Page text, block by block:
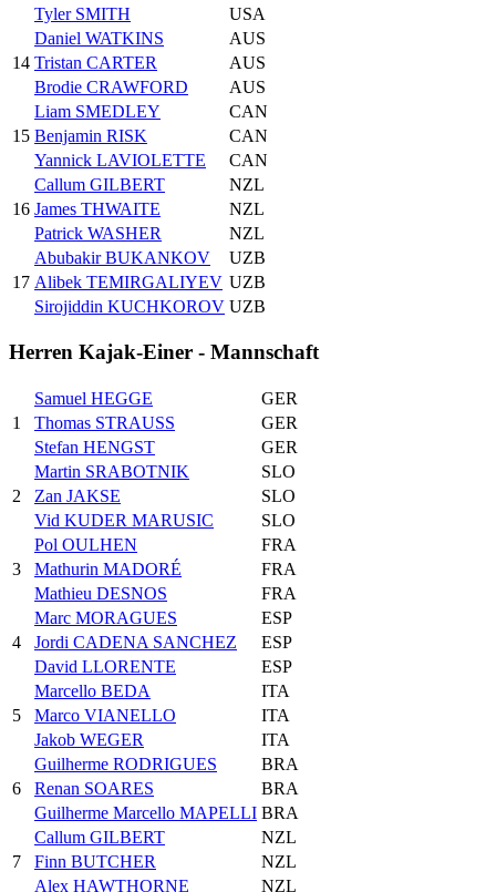
Tyler SMITH
USA
14
Daniel WATKINS
AUS
Tristan CARTER
AUS
Brodie CRAWFORD
AUS
15
Liam SMEDLEY
CAN
Benjamin RISK
CAN
Yannick LAVIOLETTE
CAN
16
Callum GILBERT
NZL
James THWAITE
NZL
Patrick WASHER
NZL
17
Abubakir BUKANKOV
UZB
Alibek TEMIRGALIYEV UZB
Sirojiddin KUCHKOROV UZB
Herren Kajak-Einer - Mannschaft
1
Samuel HEGGE
GER
Thomas STRAUSS
GER
Stefan HENGST
GER
2
Martin SRABOTNIK
SLO
Zan JAKSE
SLO
Vid KUDER MARUSIC
SLO
3
Pol OULHEN
FRA
Mathurin MADORÉ
FRA
Mathieu DESNOS
FRA
4
Marc MORAGUES
ESP
Jordi CADENA SANCHEZ
ESP
David LLORENTE
ESP
5
Marcello BEDA
ITA
Marco VIANELLO
ITA
Jakob WEGER
ITA
6
Guilherme RODRIGUES
BRA
Renan SOARES
BRA
Guilherme Marcello MAPELLI BRA
7
Callum GILBERT
NZL
Finn BUTCHER
NZL
Alex HAWTHORNE
NZL